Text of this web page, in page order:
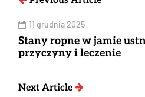
11 grudnia 2025
Stany ropne w jamie
przyczyny i leczenie
Next Article